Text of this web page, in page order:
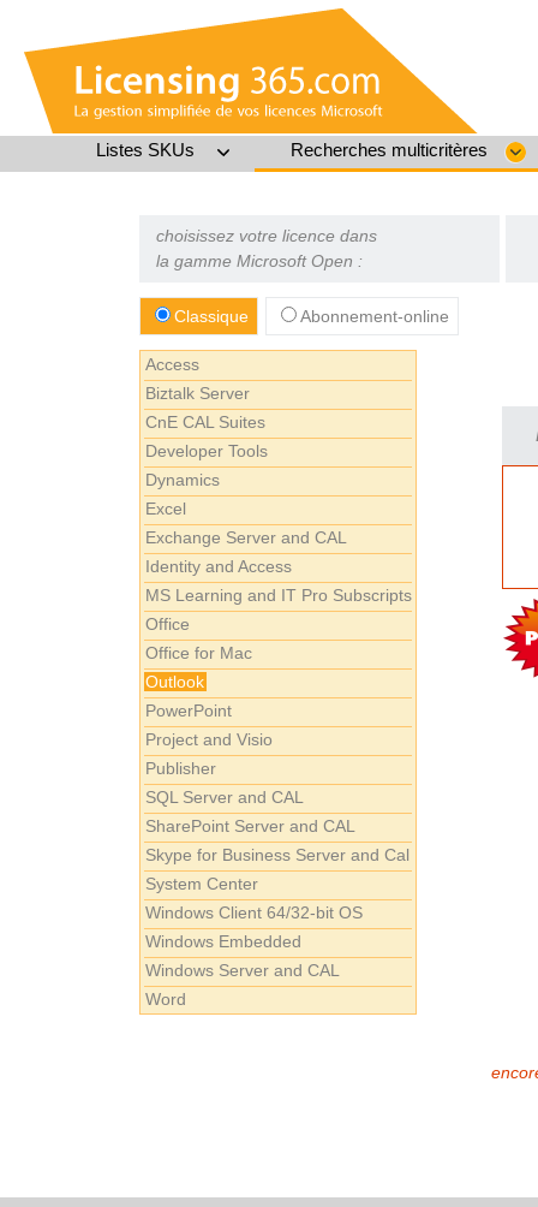
Listes SKUs Recherches multicritères
choisissez votre licence dans
la gamme Microsoft Open :
Classique Abonnement-online
Access
Biztalk Server
CnE CAL Suites
Developer Tools
Dynamics
Excel
Exchange Server and CAL
Identity and Access
MS Learning and IT Pro Subscripts
Office
Office for Mac
Outlook
PowerPoint
Project and Visio
Publisher
SQL Server and CAL
SharePoint Server and CAL
Skype for Business Server and Cal
System Center
Windows Client 64/32-bit OS
Windows Embedded
Windows Server and CAL
Word